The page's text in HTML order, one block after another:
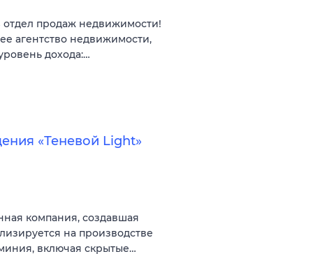
продаж недвижимости!
агентство недвижимости,
дохода:…
«Теневой Light»
компания, создавшая
на производстве
включая скрытые…